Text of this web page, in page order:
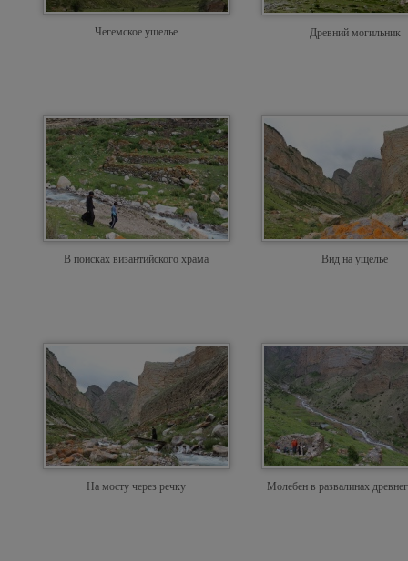
Чегемское ущелье Древний могильник
В поисках византийского храма Вид на ущелье
На мосту через речку Молебен в развалинах